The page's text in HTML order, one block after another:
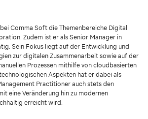
Comma Soft die Themenbereiche Digital
Zudem ist er als Senior Manager in
Sein Fokus liegt auf der Entwicklung und
zur digitalen Zusammenarbeit sowie auf der
Prozessen mithilfe von cloudbasierten
Aspekten hat er dabei als
Practitioner auch stets den
eine Veränderung hin zu modernen
erreicht wird.